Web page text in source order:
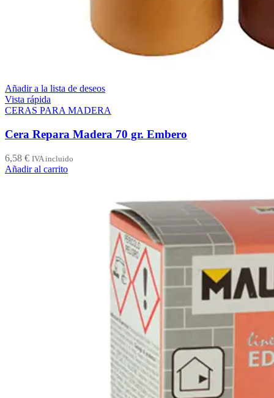
Añadir a la lista de deseos
Vista rápida
CERAS PARA MADERA
Cera Repara Madera 70 gr. Embero
6,58 € IVA incluido
Añadir al carrito